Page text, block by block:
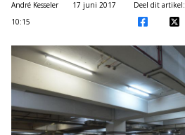
André Kesseler
17 juni 2017
10:15
Deel dit artikel: